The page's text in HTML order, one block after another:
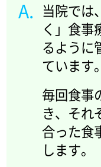
当院では
く」食事
るように
ています。
毎回食事
き、それ
合った食
します。